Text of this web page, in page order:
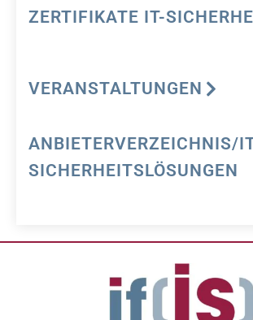
ZERTIFIKATE IT-
VERANSTALTUNGEN
ANBIETERVERZEICHNIS/
SICHERHEITSLÖSUNGEN